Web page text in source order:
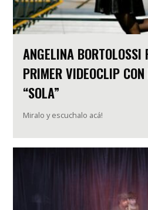
ANGELINA BORTOLOSSI
PRIMER VIDEOCLIP
“SOLA”
Miralo y escuchalo acá!